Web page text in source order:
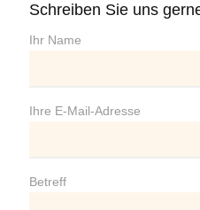
Schreiben Sie uns
Ihr Name
Ihre E-Mail-Adresse
Betreff